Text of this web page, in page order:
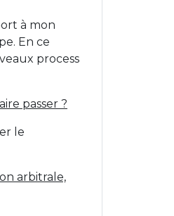
à mon
En ce
process
passer ?
le
arbitrale,